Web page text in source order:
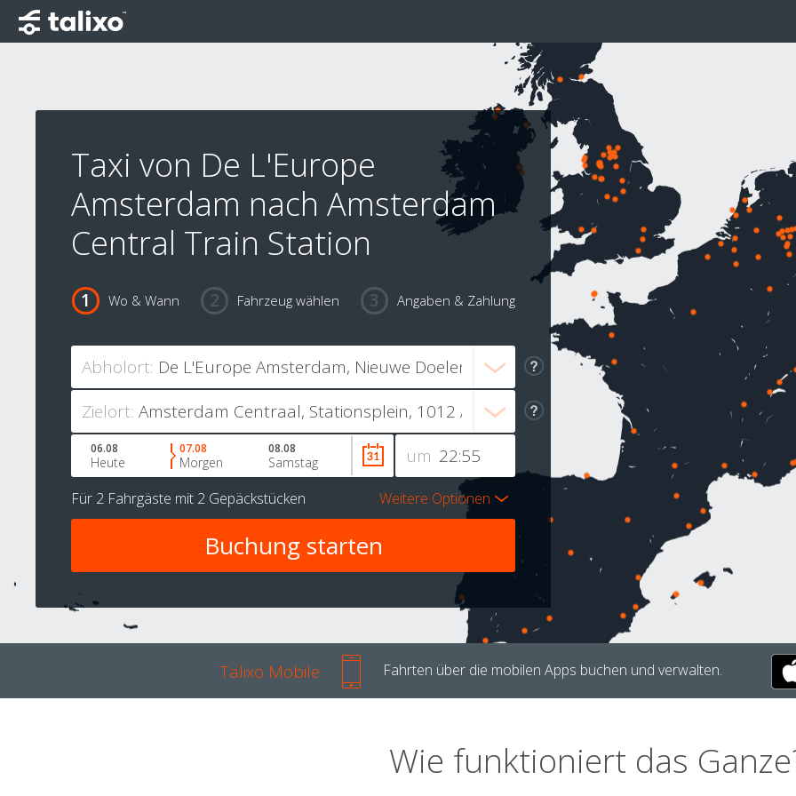
Taxi von De L'Europe
Amsterdam nach Amsterdam
Central Train Station
Wo & Wann Fahrzeug wählen Angaben & Zahlung
Abholort:
Zielort:
um
06.08
Heute
07.08
Morgen
08.08
Samstag
Für 2 Fahrgäste mit 2 Gepäckstücken Weitere Optionen
Talixo Mobile Fahrten über die mobilen Apps buchen und verwalten.
Wie funktioniert das